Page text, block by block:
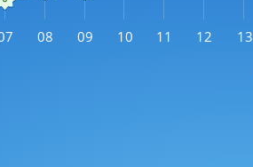
08 09 10 11 12 13